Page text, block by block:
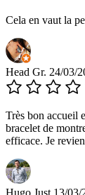
Cela en vaut la
Head Gr. 24/03/
Très bon accueil
bracelet de
efficace. Je
Hugo Just 13/03/